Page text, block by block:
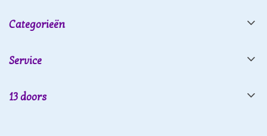
Categorieën
Service
13 doors